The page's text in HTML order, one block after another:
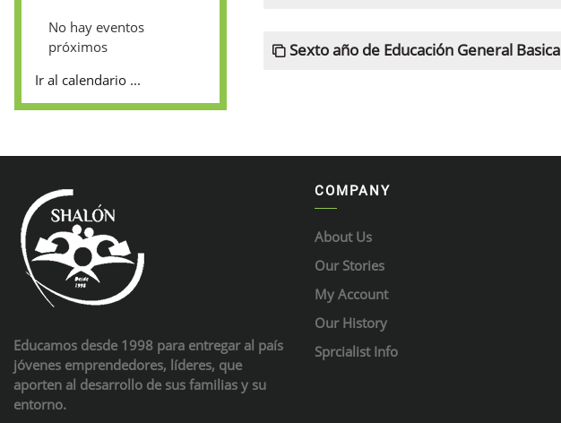
No hay eventos
próximos
Ir al calendario ...
Sexto año de Educación General Basica
Educamos desde 1998 para entregar al país
jóvenes emprendedores, líderes, que
aporten al desarrollo de sus familias y su
entorno.
COMPANY
About Us
Our Stories
My Account
Our History
Sprcialist Info